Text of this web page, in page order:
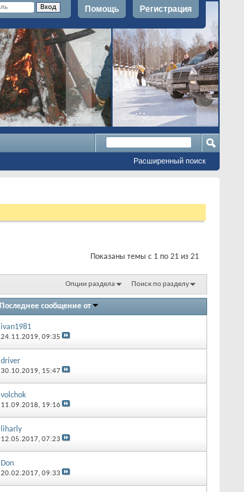
Регистрация
Помощь
Расширенный поиск
Показаны темы с 1 по 21 из 21
Опции раздела Поиск по разделу
Последнее сообщение от
ivan1981
24.11.2019, 09:35
driver
30.10.2019, 15:47
volchok
11.09.2018, 19:16
liharly
12.05.2017, 07:23
Don
20.02.2017, 09:33